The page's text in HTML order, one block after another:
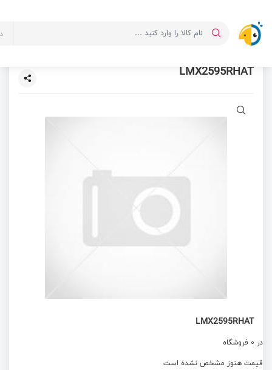
LMX2595RHAT
LMX2595RHAT
در 0 فروشگاه
قیمت هنوز مشخص نشده است